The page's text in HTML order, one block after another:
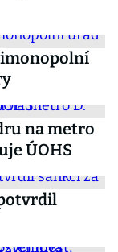
na metro
ÚOHS